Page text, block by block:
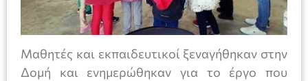
Μαθητές και εκπαιδευτικοί ξεναγήθηκαν στην
Δομή και ενημερώθηκαν για το έργο που